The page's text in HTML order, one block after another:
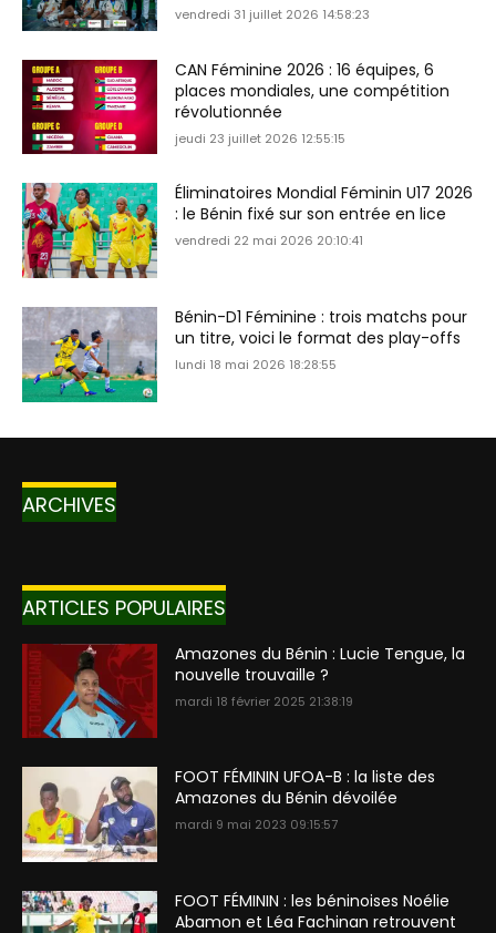
vendredi 31 juillet 2026 14:58:23
CAN Féminine 2026 : 16 équipes, 6
places mondiales, une compétition
révolutionnée
jeudi 23 juillet 2026 12:55:15
Éliminatoires Mondial Féminin U17 2026
: le Bénin fixé sur son entrée en lice
vendredi 22 mai 2026 20:10:41
Bénin-D1 Féminine : trois matchs pour
un titre, voici le format des play-offs
lundi 18 mai 2026 18:28:55
ARCHIVES
ARTICLES POPULAIRES
Amazones du Bénin : Lucie Tengue, la
nouvelle trouvaille ?
mardi 18 février 2025 21:38:19
FOOT FÉMININ UFOA-B : la liste des
Amazones du Bénin dévoilée
mardi 9 mai 2023 09:15:57
FOOT FÉMININ : les béninoises Noélie
Abamon et Léa Fachinan retrouvent